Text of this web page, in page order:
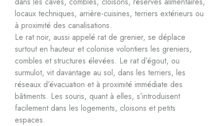
locaux techniques, arrière-cuisines, terriers extérieurs ou
à proximité des canalisations.
Le rat noir, aussi appelé rat de grenier, se déplace
surtout en hauteur et colonise volontiers les greniers,
combles et structures élevées. Le rat d’égout, ou
surmulot, vit davantage au sol, dans les terriers, les
réseaux d’évacuation et à proximité immédiate des
bâtiments. Les souris, quant à elles, s’introduisent
facilement dans les logements, cloisons et petits
espaces.